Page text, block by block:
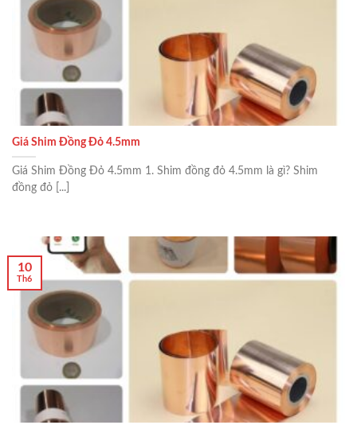
Giá Shim Đồng Đỏ 4.5mm
Giá Shim Đồng Đỏ 4.5mm 1. Shim đồng đỏ 4.5mm là gì? Shim
đồng đỏ [...]
10
Th6